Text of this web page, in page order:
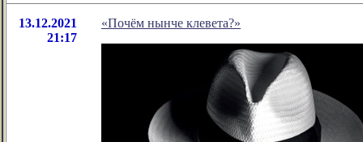
13.12.2021
21:17
«Почём нынче клевета?»